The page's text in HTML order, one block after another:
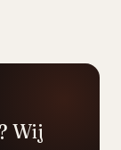
Wij